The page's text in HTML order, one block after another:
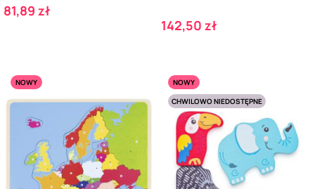
Cena
81,89 zł
Cena
142,50 zł
NOWY
NOWY
CHWILOWO NIEDOSTĘPNE